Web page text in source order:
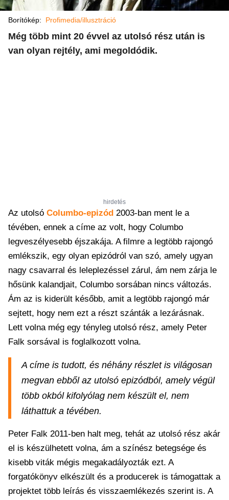
Borítókép: Profimedia/illusztráció
Még több mint 20 évvel az utolsó rész után is
van olyan rejtély, ami megoldódik.
hirdetés
Az utolsó Columbo-epizód 2003-ban ment le a
tévében, ennek a címe az volt, hogy Columbo
legveszélyesebb éjszakája. A filmre a legtöbb rajongó
emlékszik, egy olyan epizódról van szó, amely ugyan
nagy csavarral és leleplezéssel zárul, ám nem zárja le
hősünk kalandjait, Columbo sorsában nincs változás.
Ám az is kiderült később, amit a legtöbb rajongó már
sejtett, hogy nem ezt a részt szánták a lezárásnak.
Lett volna még egy tényleg utolsó rész, amely Peter
Falk sorsával is foglalkozott volna.
A címe is tudott, és néhány részlet is világosan
megvan ebből az utolsó epizódból, amely végül
több okból kifolyólag nem készült el, nem
láthattuk a tévében.
Peter Falk 2011-ben halt meg, tehát az utolsó rész akár
el is készülhetett volna, ám a színész betegsége és
kisebb viták mégis megakadályozták ezt. A
forgatókönyv elkészült és a producerek is támogattak a
projektet több leírás és visszaemlékezés szerint is. A